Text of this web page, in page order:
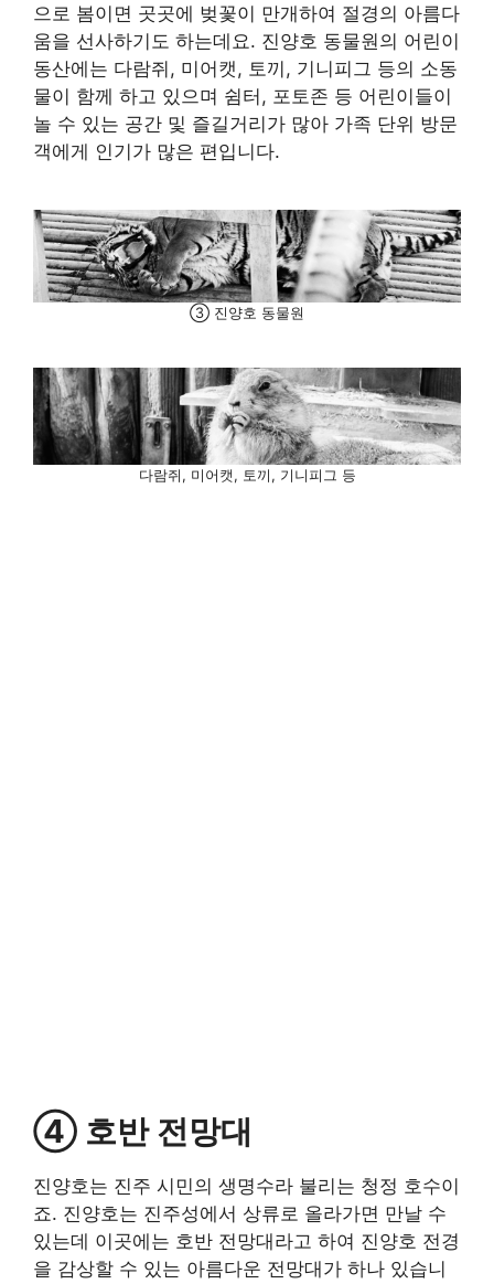
으로 봄이면 곳곳에 벚꽃이 만개하여 절경의 아름다
움을 선사하기도 하는데요. 진양호 동물원의 어린이
동산에는 다람쥐, 미어캣, 토끼, 기니피그 등의 소동
물이 함께 하고 있으며 쉼터, 포토존 등 어린이들이
놀 수 있는 공간 및 즐길거리가 많아 가족 단위 방문
객에게 인기가 많은 편입니다.
③ 진양호 동물원
다람쥐, 미어캣, 토끼, 기니피그 등
④ 호반 전망대
진양호는 진주 시민의 생명수라 불리는 청정 호수이
죠. 진양호는 진주성에서 상류로 올라가면 만날 수
있는데 이곳에는 호반 전망대라고 하여 진양호 전경
을 감상할 수 있는 아름다운 전망대가 하나 있습니